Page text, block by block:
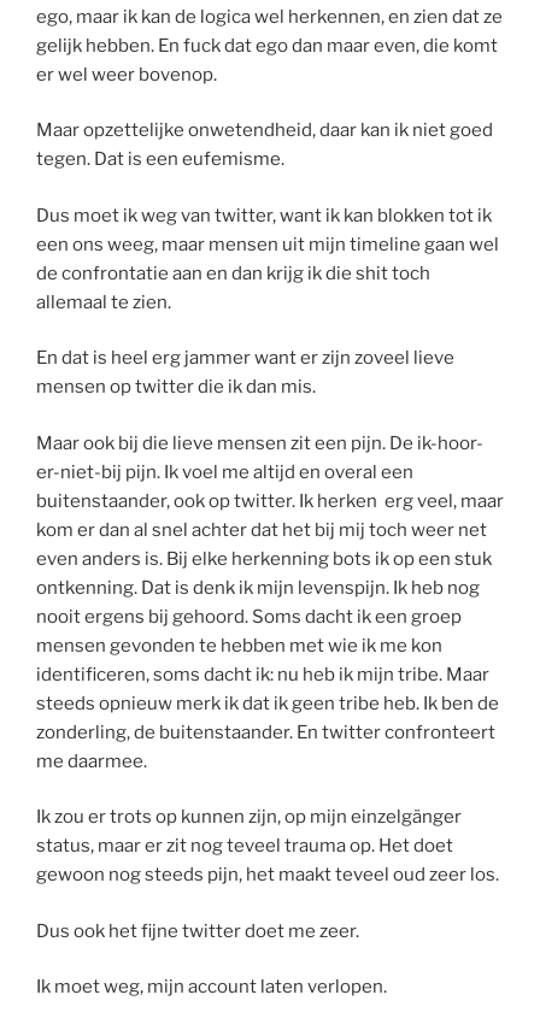
ego, maar ik kan de logica wel herkennen, en zien dat ze
gelijk hebben. En fuck dat ego dan maar even, die komt
er wel weer bovenop.
Maar opzettelijke onwetendheid, daar kan ik niet goed
tegen. Dat is een eufemisme.
Dus moet ik weg van twitter, want ik kan blokken tot ik
een ons weeg, maar mensen uit mijn timeline gaan wel
de confrontatie aan en dan krijg ik die shit toch
allemaal te zien.
En dat is heel erg jammer want er zijn zoveel lieve
mensen op twitter die ik dan mis.
Maar ook bij die lieve mensen zit een pijn. De ik-hoor-
er-niet-bij pijn. Ik voel me altijd en overal een
buitenstaander, ook op twitter. Ik herken erg veel, maar
kom er dan al snel achter dat het bij mij toch weer net
even anders is. Bij elke herkenning bots ik op een stuk
ontkenning. Dat is denk ik mijn levenspijn. Ik heb nog
nooit ergens bij gehoord. Soms dacht ik een groep
mensen gevonden te hebben met wie ik me kon
identificeren, soms dacht ik: nu heb ik mijn tribe. Maar
steeds opnieuw merk ik dat ik geen tribe heb. Ik ben de
zonderling, de buitenstaander. En twitter confronteert
me daarmee.
Ik zou er trots op kunnen zijn, op mijn einzelgänger
status, maar er zit nog teveel trauma op. Het doet
gewoon nog steeds pijn, het maakt teveel oud zeer los.
Dus ook het fijne twitter doet me zeer.
Ik moet weg, mijn account laten verlopen.